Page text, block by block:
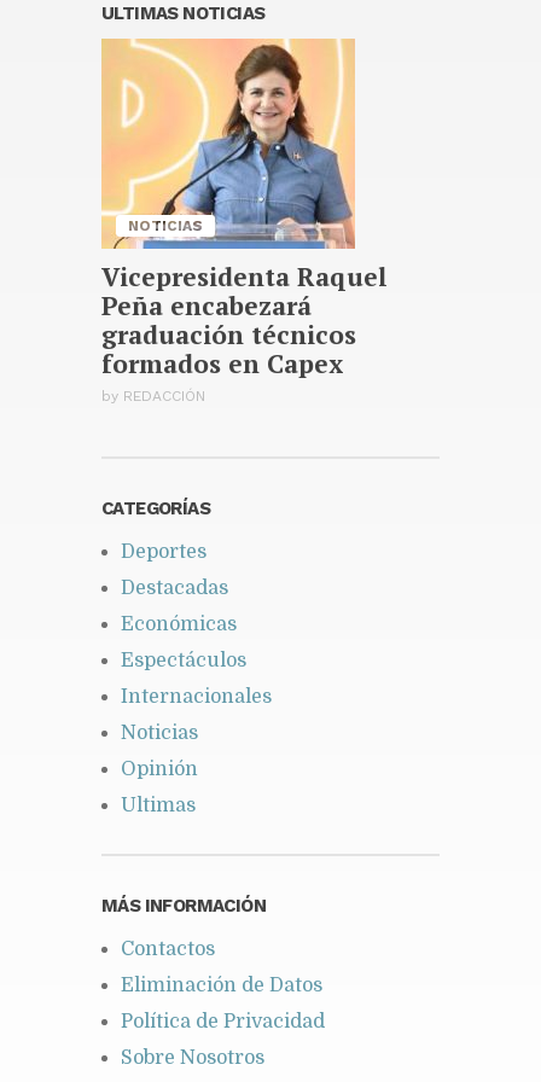
Publicado hace 10 horas
UDESA inicia con éxito
Campamento Infantil
Deportivo y Recreativo de
Verano
Publicado hace 10 horas
ULTIMAS NOTICIAS
NOTICIAS
Vicepresidenta Raquel
Peña encabezará
graduación técnicos
formados en Capex
by REDACCIÓN
CATEGORÍAS
Deportes
Destacadas
Económicas
Espectáculos
Internacionales
Noticias
Opinión
Ultimas
MÁS INFORMACIÓN
Contactos
Eliminación de Datos
Política de Privacidad
Sobre Nosotros